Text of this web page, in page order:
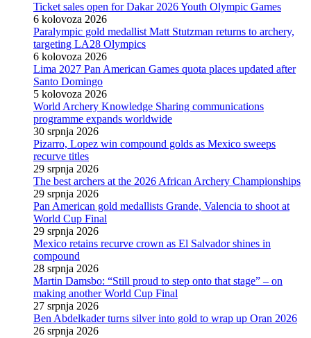
Ticket sales open for Dakar 2026 Youth Olympic Games
6 kolovoza 2026
Paralympic gold medallist Matt Stutzman returns to archery,
targeting LA28 Olympics
6 kolovoza 2026
Lima 2027 Pan American Games quota places updated after
Santo Domingo
5 kolovoza 2026
World Archery Knowledge Sharing communications
programme expands worldwide
30 srpnja 2026
Pizarro, Lopez win compound golds as Mexico sweeps
recurve titles
29 srpnja 2026
The best archers at the 2026 African Archery Championships
29 srpnja 2026
Pan American gold medallists Grande, Valencia to shoot at
World Cup Final
29 srpnja 2026
Mexico retains recurve crown as El Salvador shines in
compound
28 srpnja 2026
Martin Damsbo: “Still proud to step onto that stage” – on
making another World Cup Final
27 srpnja 2026
Ben Abdelkader turns silver into gold to wrap up Oran 2026
26 srpnja 2026